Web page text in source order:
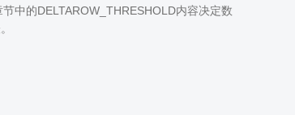
中的DELTAROW_THRESHOLD内容决定数